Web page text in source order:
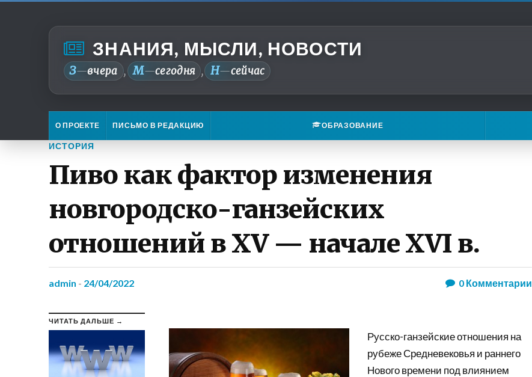
ЗНАНИЯ, МЫСЛИ, НОВОСТИ
З—вчера , М—сегодня , Н—сейчас
О ПРОЕКТЕ ПИСЬМО В РЕДАКЦИЮ ОБРАЗОВАНИЕ
ИСТОРИЯ
Пиво как фактор изменения
новгородско-ганзейских
отношений в XV — начале XVI в.
admin - 24/04/2022 0Комментарии
ЧИТАТЬ ДАЛЬШЕ →
Русско-ганзейские отношения на
рубеже Средневековья и раннего
Нового времени под влиянием